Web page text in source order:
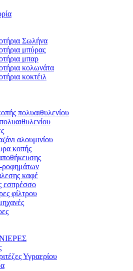
Σωλήνα
μπύρας
μπαρ
κολωνάτα
κοκτέιλ
πολυαιθυλενίου
αλουμινίου
κοπής
ροφημάτων
καφέ
εσπρέσσο
φίλτρου
Υγραερίου